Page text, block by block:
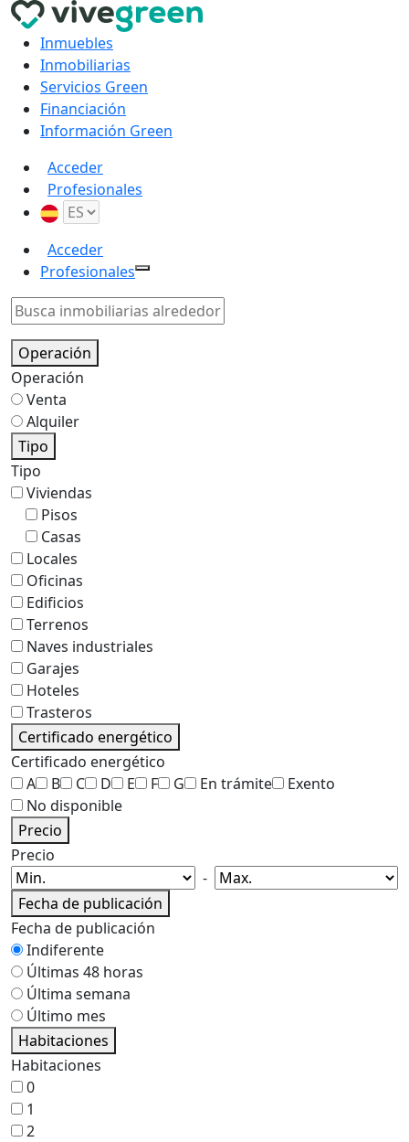
Inmuebles
Inmobiliarias
Servicios Green
Financiación
Información Green
Acceder
Profesionales
Acceder
Profesionales
Operación
Operación
Venta
Alquiler
Tipo
Tipo
Viviendas
Pisos
Casas
Locales
Oficinas
Edificios
Terrenos
Naves industriales
Garajes
Hoteles
Trasteros
Certificado energético
Certificado energético
A
B C D E F G En trámite
Exento
No disponible
Precio
Precio
-
Fecha de publicación
Fecha de publicación
Indiferente
Últimas 48 horas
Última semana
Último mes
Habitaciones
Habitaciones
0
1
2